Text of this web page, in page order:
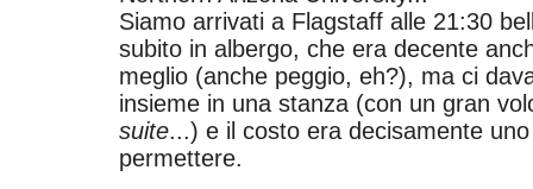
Siamo arrivati a Flagstaff alle 21:30
subito in albergo, che era decente
meglio (anche peggio, eh?), ma ci
insieme in una stanza (con un gran
suite...) e il costo era decisamente
permettere.